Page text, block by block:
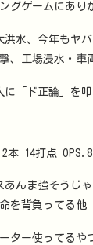
グゲームにあり
洪水、今年もヤ
、工場浸水・車
に「ド正論」を
本 14打点
あんま強そうじ
を背負ってる他
ーター使ってる